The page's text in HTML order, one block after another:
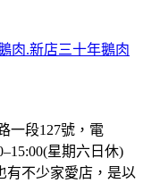
肉.新店三十年鵝肉
一段127號，電
星期六日休)
有不少家愛店，是以